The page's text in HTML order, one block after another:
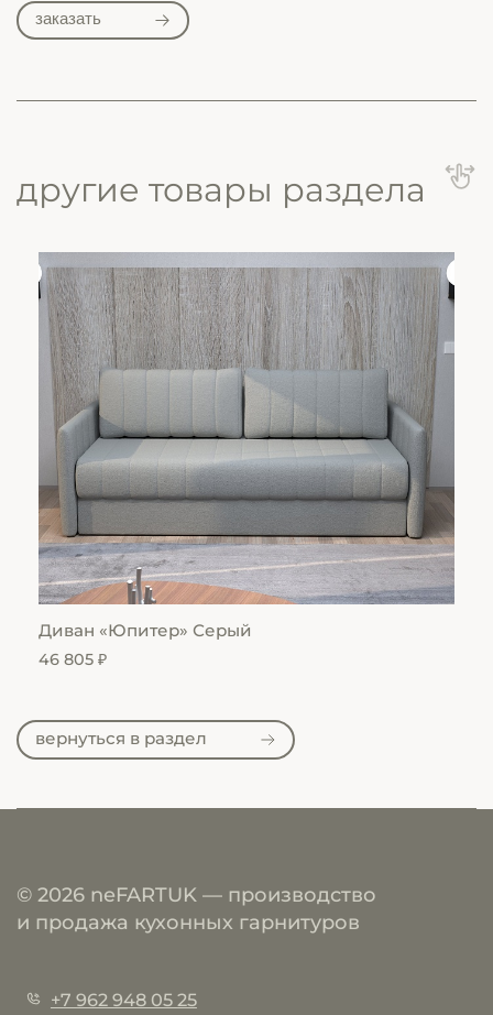
заказать
другие товары раздела
Диван «Юпитер» Серый
46 805 ₽
вернуться в раздел
© 2026 neFARTUK — производство
и продажа кухонных гарнитуров
+7 962 948 05 25